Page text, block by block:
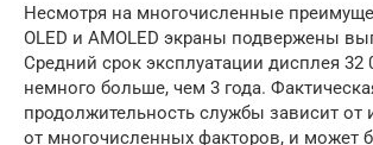
Несмотря на многочисленные
OLED и AMOLED экраны подвержены
Средний срок эксплуатации дисплея 32
немного больше, чем 3 года.
продолжительность службы зависит от
от многочисленных факторов, и может